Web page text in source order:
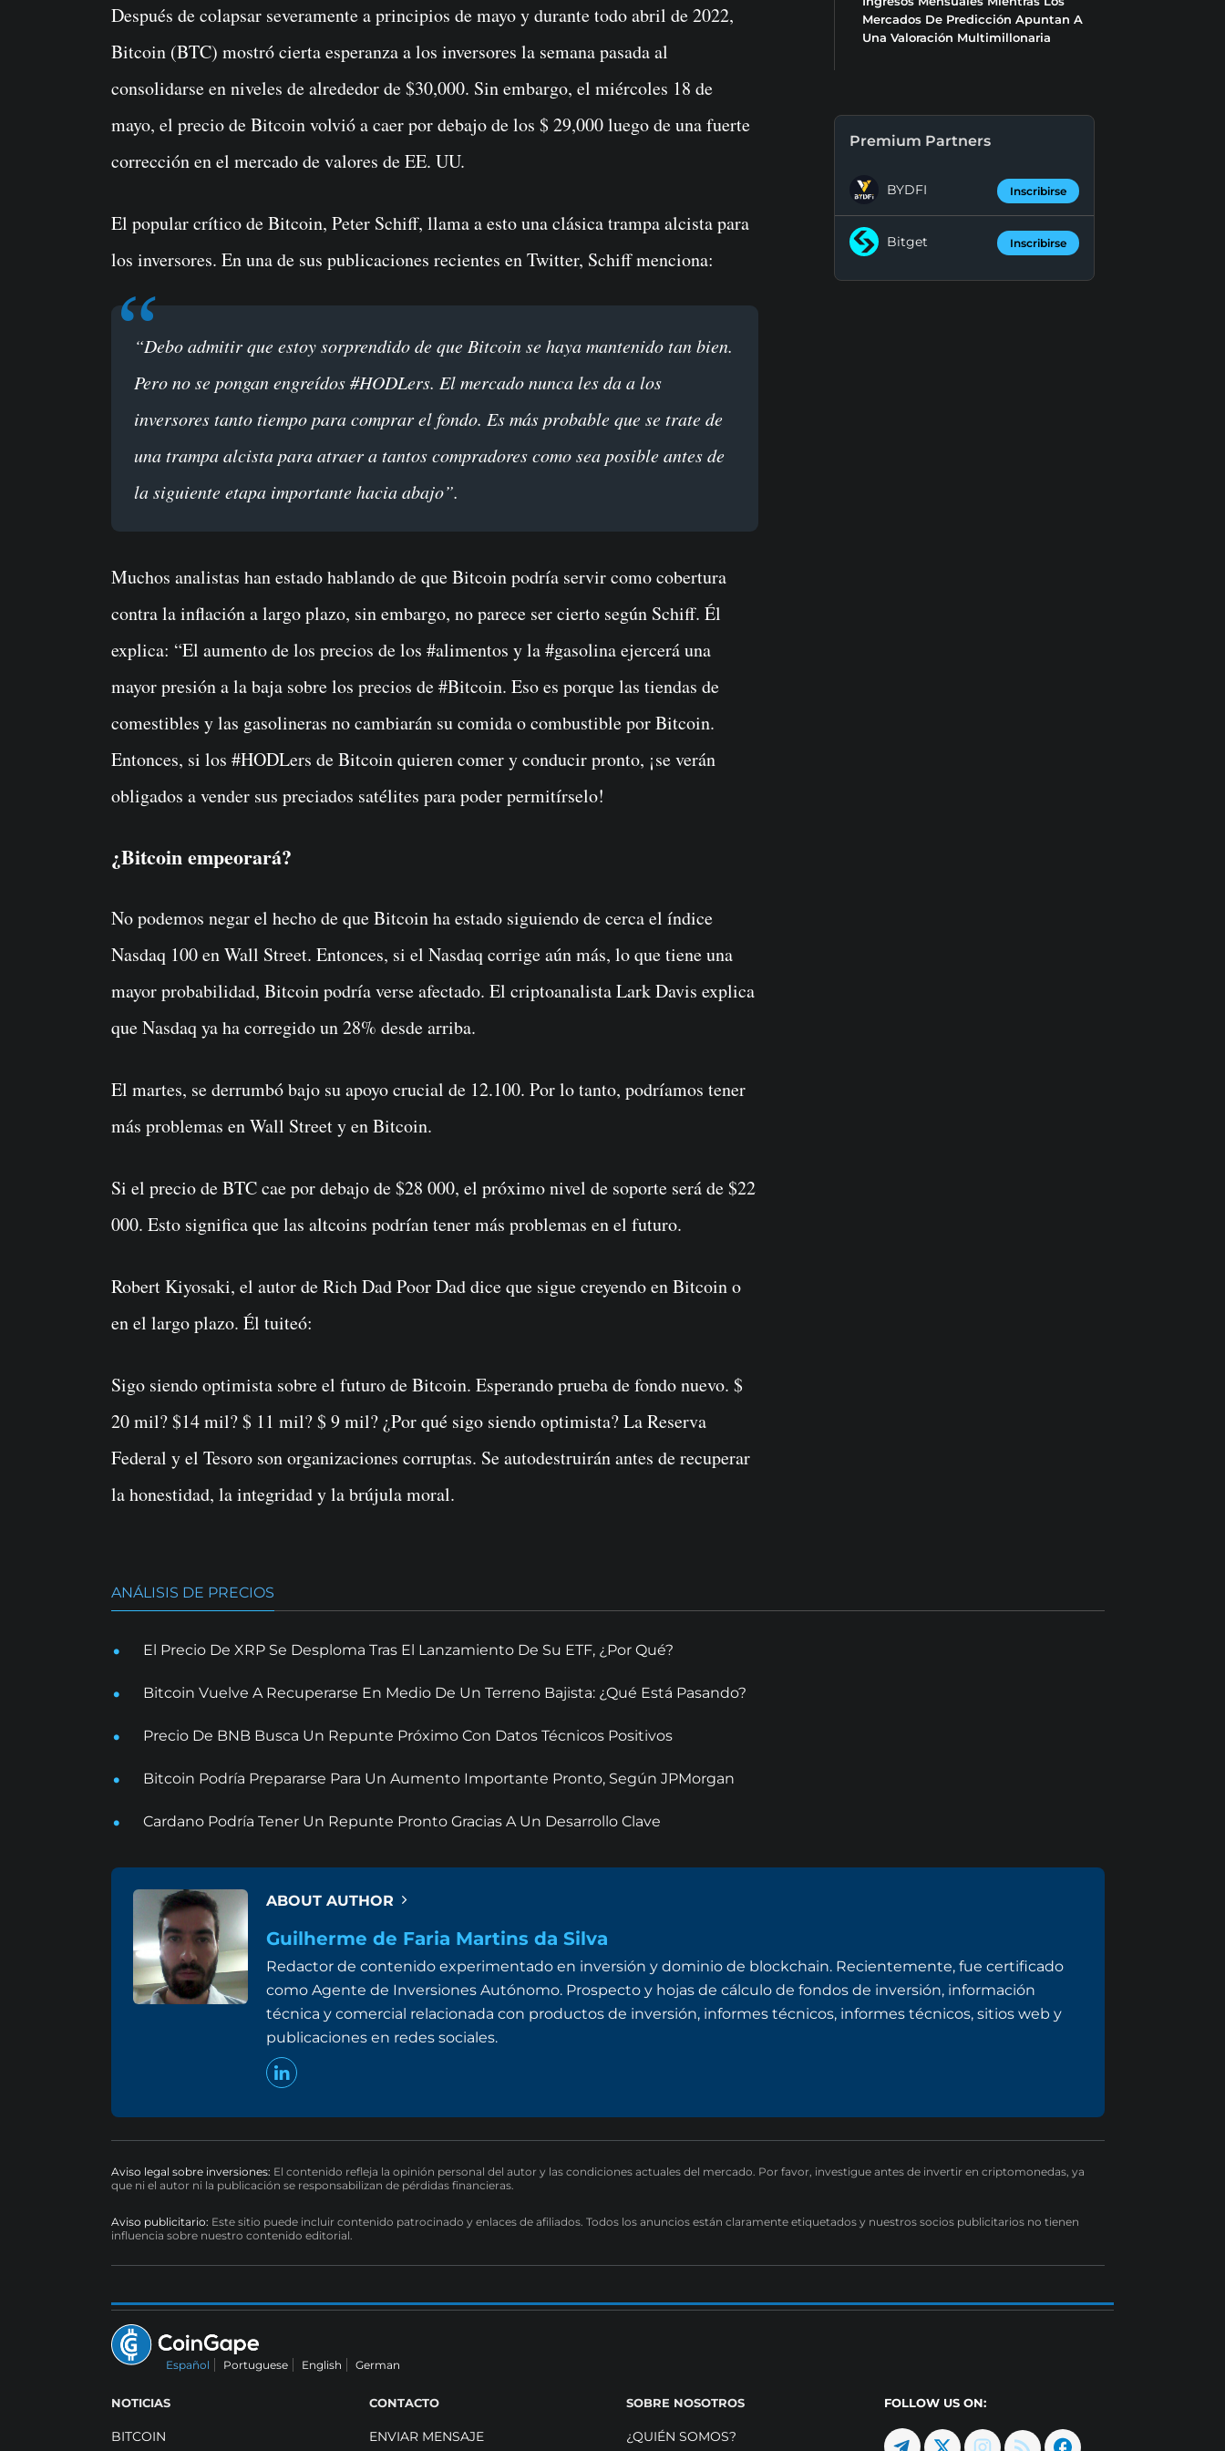
Después de colapsar severamente a principios de mayo y durante todo abril de 2022,
Bitcoin (BTC) mostró cierta esperanza a los inversores la semana pasada al
consolidarse en niveles de alrededor de $30,000. Sin embargo, el miércoles 18 de
mayo, el precio de Bitcoin volvió a caer por debajo de los $ 29,000 luego de una fuerte
corrección en el mercado de valores de EE. UU.
El popular crítico de Bitcoin, Peter Schiff, llama a esto una clásica trampa alcista para
los inversores. En una de sus publicaciones recientes en Twitter, Schiff menciona:
“Debo admitir que estoy sorprendido de que Bitcoin se haya mantenido tan bien.
Pero no se pongan engreídos #HODLers. El mercado nunca les da a los
inversores tanto tiempo para comprar el fondo. Es más probable que se trate de
una trampa alcista para atraer a tantos compradores como sea posible antes de
la siguiente etapa importante hacia abajo”.
Muchos analistas han estado hablando de que Bitcoin podría servir como cobertura
contra la inflación a largo plazo, sin embargo, no parece ser cierto según Schiff. Él
explica: “El aumento de los precios de los #alimentos y la #gasolina ejercerá una
mayor presión a la baja sobre los precios de #Bitcoin. Eso es porque las tiendas de
comestibles y las gasolineras no cambiarán su comida o combustible por Bitcoin.
Entonces, si los #HODLers de Bitcoin quieren comer y conducir pronto, ¡se verán
obligados a vender sus preciados satélites para poder permitírselo!
¿Bitcoin empeorará?
No podemos negar el hecho de que Bitcoin ha estado siguiendo de cerca el índice
Nasdaq 100 en Wall Street. Entonces, si el Nasdaq corrige aún más, lo que tiene una
mayor probabilidad, Bitcoin podría verse afectado. El criptoanalista Lark Davis explica
que Nasdaq ya ha corregido un 28% desde arriba.
El martes, se derrumbó bajo su apoyo crucial de 12.100. Por lo tanto, podríamos tener
más problemas en Wall Street y en Bitcoin.
Si el precio de BTC cae por debajo de $28 000, el próximo nivel de soporte será de $22
000. Esto significa que las altcoins podrían tener más problemas en el futuro.
Robert Kiyosaki, el autor de Rich Dad Poor Dad dice que sigue creyendo en Bitcoin o
en el largo plazo. Él tuiteó:
Sigo siendo optimista sobre el futuro de Bitcoin. Esperando prueba de fondo nuevo. $
20 mil? $14 mil? $ 11 mil? $ 9 mil? ¿Por qué sigo siendo optimista? La Reserva
Federal y el Tesoro son organizaciones corruptas. Se autodestruirán antes de recuperar
la honestidad, la integridad y la brújula moral.
Mercados De Predicción Apuntan A
Una Valoración Multimillonaria
Premium Partners
BYDFI Inscribirse
Bitget Inscribirse
ANÁLISIS DE PRECIOS
El Precio De XRP Se Desploma Tras El Lanzamiento De Su ETF, ¿Por Qué?
Bitcoin Vuelve A Recuperarse En Medio De Un Terreno Bajista: ¿Qué Está Pasando?
Precio De BNB Busca Un Repunte Próximo Con Datos Técnicos Positivos
Bitcoin Podría Prepararse Para Un Aumento Importante Pronto, Según JPMorgan
Cardano Podría Tener Un Repunte Pronto Gracias A Un Desarrollo Clave
ABOUT AUTHOR
Guilherme de Faria Martins da Silva
Redactor de contenido experimentado en inversión y dominio de blockchain. Recientemente, fue certificado
como Agente de Inversiones Autónomo. Prospecto y hojas de cálculo de fondos de inversión, información
técnica y comercial relacionada con productos de inversión, informes técnicos, informes técnicos, sitios web y
publicaciones en redes sociales.
Aviso legal sobre inversiones: El contenido refleja la opinión personal del autor y las condiciones actuales del mercado. Por favor, investigue antes de invertir en criptomonedas, ya
que ni el autor ni la publicación se responsabilizan de pérdidas financieras.
Aviso publicitario: Este sitio puede incluir contenido patrocinado y enlaces de afiliados. Todos los anuncios están claramente etiquetados y nuestros socios publicitarios no tienen
influencia sobre nuestro contenido editorial.
Español Portuguese English German
NOTICIAS
BITCOIN
CONTACTO
ENVIAR MENSAJE
SOBRE NOSOTROS
¿QUIÉN SOMOS?
FOLLOW US ON: